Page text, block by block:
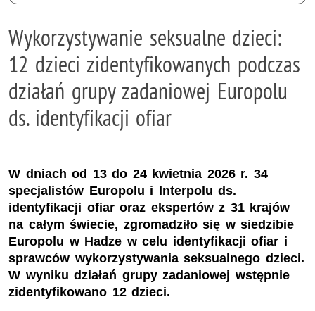
Wykorzystywanie seksualne dzieci:
12 dzieci zidentyfikowanych podczas
działań grupy zadaniowej Europolu
ds. identyfikacji ofiar
W dniach od 13 do 24 kwietnia 2026 r. 34
specjalistów Europolu i Interpolu ds.
identyfikacji ofiar oraz ekspertów z 31 krajów
na całym świecie, zgromadziło się w siedzibie
Europolu w Hadze w celu identyfikacji ofiar i
sprawców wykorzystywania seksualnego dzieci.
W wyniku działań grupy zadaniowej wstępnie
zidentyfikowano 12 dzieci.